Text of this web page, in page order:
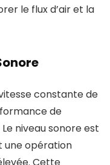
le flux d’air et la
constante de
de
niveau sonore est
une opération